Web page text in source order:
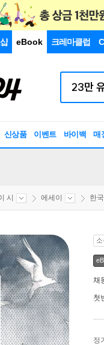
eBook 크레마클럽
신상품 이벤트 바이백 매
시 에세이 한
채
첫
정